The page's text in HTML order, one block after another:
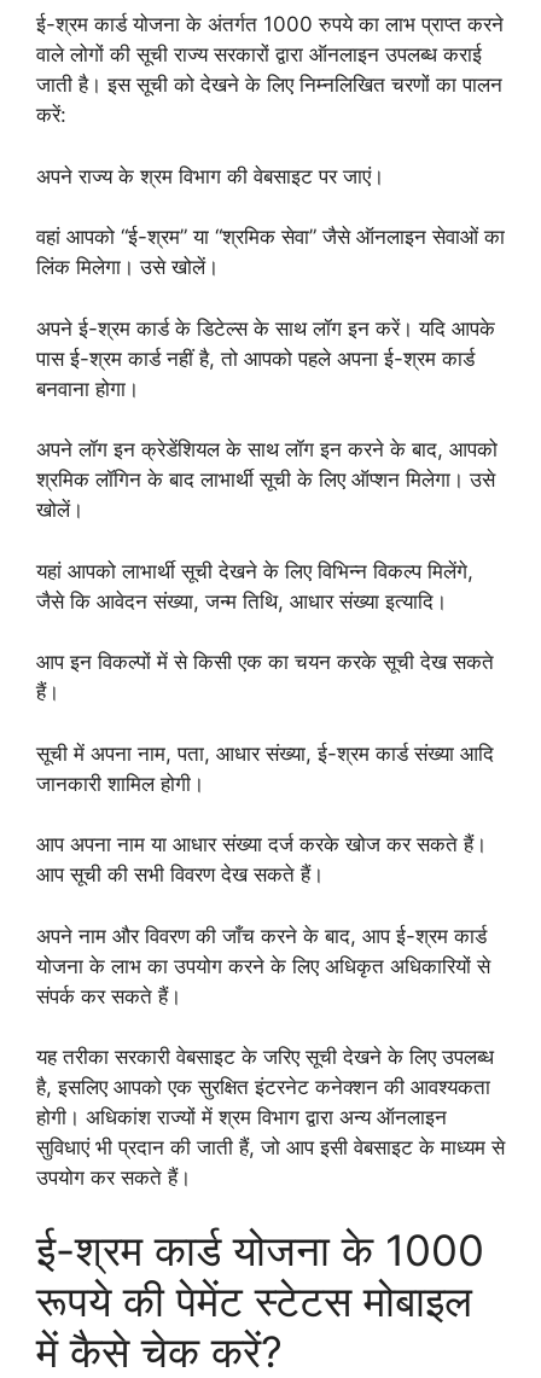
ई-श्रम कार्ड योजना के अंतर्गत 1000 रुपये का लाभ प्राप्त करने
वाले लोगों की सूची राज्य सरकारों द्वारा ऑनलाइन उपलब्ध कराई
जाती है। इस सूची को देखने के लिए निम्नलिखित चरणों का पालन
करें:
अपने राज्य के श्रम विभाग की वेबसाइट पर जाएं।
वहां आपको “ई-श्रम” या “श्रमिक सेवा” जैसे ऑनलाइन सेवाओं का
लिंक मिलेगा। उसे खोलें।
अपने ई-श्रम कार्ड के डिटेल्स के साथ लॉग इन करें। यदि आपके
पास ई-श्रम कार्ड नहीं है, तो आपको पहले अपना ई-श्रम कार्ड
बनवाना होगा।
अपने लॉग इन क्रेडेंशियल के साथ लॉग इन करने के बाद, आपको
श्रमिक लॉगिन के बाद लाभार्थी सूची के लिए ऑप्शन मिलेगा। उसे
खोलें।
यहां आपको लाभार्थी सूची देखने के लिए विभिन्न विकल्प मिलेंगे,
जैसे कि आवेदन संख्या, जन्म तिथि, आधार संख्या इत्यादि।
आप इन विकल्पों में से किसी एक का चयन करके सूची देख सकते
हैं।
सूची में अपना नाम, पता, आधार संख्या, ई-श्रम कार्ड संख्या आदि
जानकारी शामिल होगी।
आप अपना नाम या आधार संख्या दर्ज करके खोज कर सकते हैं।
आप सूची की सभी विवरण देख सकते हैं।
अपने नाम और विवरण की जाँच करने के बाद, आप ई-श्रम कार्ड
योजना के लाभ का उपयोग करने के लिए अधिकृत अधिकारियों से
संपर्क कर सकते हैं।
यह तरीका सरकारी वेबसाइट के जरिए सूची देखने के लिए उपलब्ध
है, इसलिए आपको एक सुरक्षित इंटरनेट कनेक्शन की आवश्यकता
होगी। अधिकांश राज्यों में श्रम विभाग द्वारा अन्य ऑनलाइन
सुविधाएं भी प्रदान की जाती हैं, जो आप इसी वेबसाइट के माध्यम से
उपयोग कर सकते हैं।
ई-श्रम कार्ड योजना के 1000
रूपये की पेमेंट स्टेटस मोबाइल
में कैसे चेक करें?